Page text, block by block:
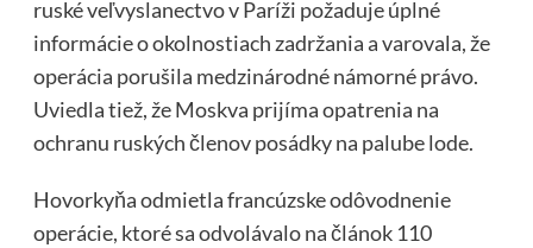
ruské veľvyslanectvo v Paríži požaduje úplné
informácie o okolnostiach zadržania a varovala, že
operácia porušila medzinárodné námorné právo.
Uviedla tiež, že Moskva prijíma opatrenia na
ochranu ruských členov posádky na palube lode.
Hovorkyňa odmietla francúzske odôvodnenie
operácie, ktoré sa odvolávalo na článok 110